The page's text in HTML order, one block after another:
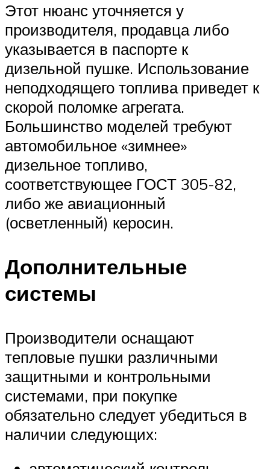
Этот нюанс уточняется у
производителя, продавца либо
указывается в паспорте к
дизельной пушке. Использование
неподходящего топлива приведет к
скорой поломке агрегата.
Большинство моделей требуют
автомобильное «зимнее»
дизельное топливо,
соответствующее ГОСТ 305-82,
либо же авиационный
(осветленный) керосин.
Дополнительные
системы
Производители оснащают
тепловые пушки различными
защитными и контрольными
системами, при покупке
обязательно следует убедиться в
наличии следующих: